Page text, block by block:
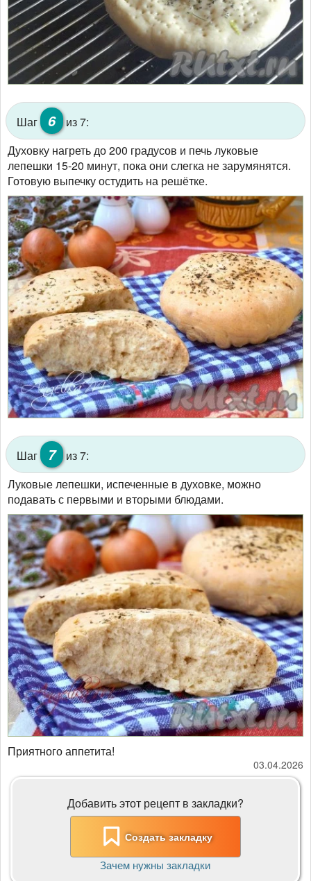
Шаг 6
из 7:
Духовку нагреть до 200 градусов и печь луковые
лепешки 15-20 минут, пока они слегка не зарумянятся.
Готовую выпечку остудить на решётке.
Шаг 7
из 7:
Луковые лепешки, испеченные в духовке, можно
подавать с первыми и вторыми блюдами.
Приятного аппетита!
03.04.2026
Добавить этот рецепт в закладки?
Создать закладку
Зачем нужны закладки